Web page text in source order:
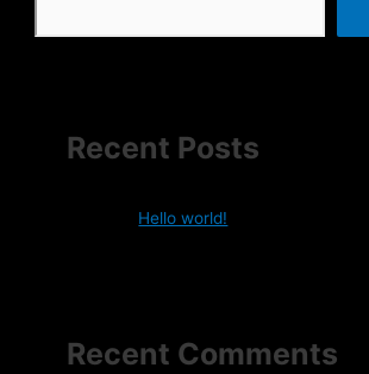
Recent Posts
Hello world!
Recent Comments